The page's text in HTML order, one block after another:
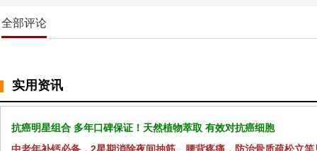
全部评论
实用资讯
抗癌明星组合 多年口碑保证！天然植物萃取 有效对抗癌细胞